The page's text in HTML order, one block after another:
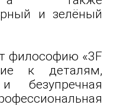
и зелёный
философию «3F
к деталям,
безупречная